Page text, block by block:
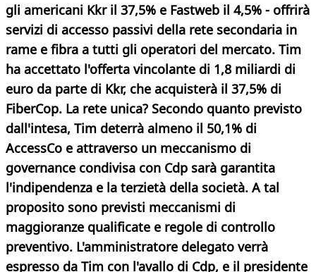
gli americani Kkr il 37,5% e Fastweb il 4,5% - offrirà
servizi di accesso passivi della rete secondaria in
rame e fibra a tutti gli operatori del mercato. Tim
ha accettato l'offerta vincolante di 1,8 miliardi di
euro da parte di Kkr, che acquisterà il 37,5% di
FiberCop. La rete unica? Secondo quanto previsto
dall'intesa, Tim deterrà almeno il 50,1% di
AccessCo e attraverso un meccanismo di
governance condivisa con Cdp sarà garantita
l'indipendenza e la terzietà della società. A tal
proposito sono previsti meccanismi di
maggioranze qualificate e regole di controllo
preventivo. L'amministratore delegato verrà
espresso da Tim con l'avallo di Cdp, e il presidente